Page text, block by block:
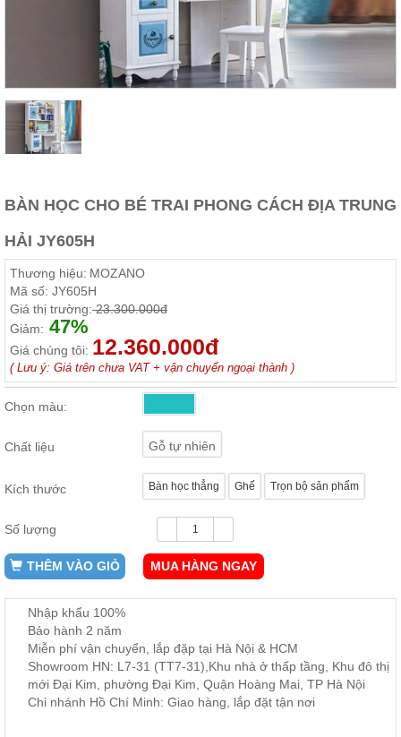
Nội
Phòng
Giường
ngủ, tủ
áo, bàn
trang
điểm
Nội
Phòng
Ăn
ăn,
kệ
Công,
Vườn
Phụ
BÀN HỌC CHO BÉ TRAI PHONG CÁCH ĐỊA TRUNG
HẢI JY605H
Thương hiệu: MOZANO
Mã số: JY605H
Giá thị trường:23.300.000đ
Giảm: 47%
Giá chúng tôi: 12.360.000đ
( Lưu ý: Giá trên chưa VAT + vận chuyển ngoại thành )
Chọn màu:
Chất liệu Gỗ tự nhiên
Kích thước Bàn học thẳng Ghế Trọn bộ sản phẩm
Số lượng
THÊM VÀO GIỎ MUA HÀNG NGAY
Nhập khẩu 100%
Bảo hành 2 năm
Miễn phí vận chuyển, lắp đặp tại Hà Nội & HCM
Showroom HN: L7-31 (TT7-31),Khu nhà ở thấp tầng, Khu đô thị
mới Đại Kim, phường Đại Kim, Quận Hoàng Mai, TP Hà Nội
Chi nhánh Hồ Chí Minh: Giao hàng, lắp đặt tận nơi